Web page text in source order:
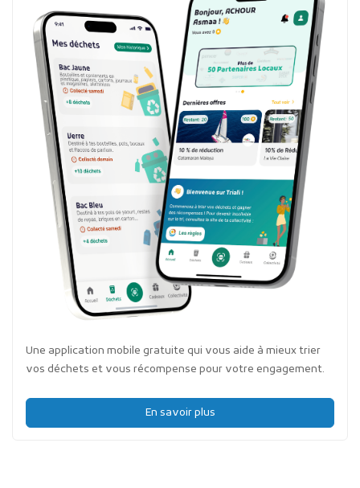
Une application mobile gratuite qui vous aide à mieux trier
vos déchets et vous récompense pour votre engagement.
En savoir plus